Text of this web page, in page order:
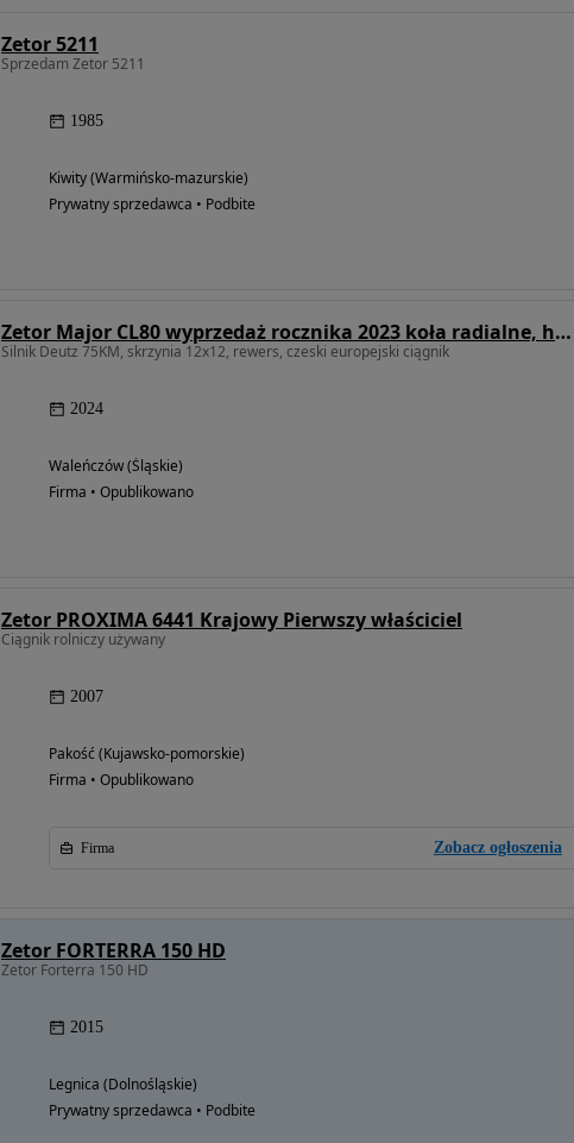
Zetor 5211
Sprzedam Zetor 5211
1985
Kiwity (Warmińsko-mazurskie)
Prywatny sprzedawca • Podbite
Zetor Major CL80 wyprzedaż rocznika 2023 koła radialne, hydr. II sekcyjna
Silnik Deutz 75KM, skrzynia 12x12, rewers, czeski europejski ciągnik
2024
Waleńczów (Śląskie)
Firma • Opublikowano
Zetor PROXIMA 6441 Krajowy Pierwszy właściciel
Ciągnik rolniczy używany
2007
Pakość (Kujawsko-pomorskie)
Firma • Opublikowano
Firma Zobacz ogłoszenia
Zetor FORTERRA 150 HD
Zetor Forterra 150 HD
2015
Legnica (Dolnośląskie)
Prywatny sprzedawca • Podbite